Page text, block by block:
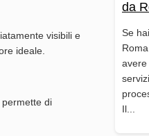
da
Se
avere
Il...
visibili e
ideale.
di